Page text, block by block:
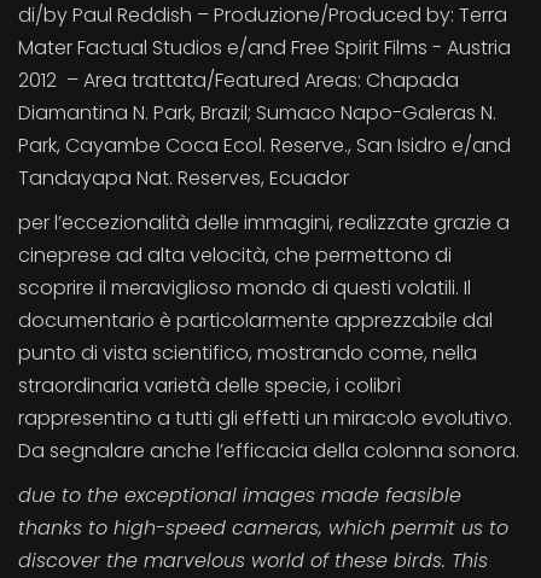
di/by Paul Reddish – Produzione/Produced by: Terra
Mater Factual Studios e/and Free Spirit Films - Austria
2012 – Area trattata/Featured Areas: Chapada
Diamantina N. Park, Brazil; Sumaco Napo-Galeras N.
Park, Cayambe Coca Ecol. Reserve., San Isidro e/and
Tandayapa Nat. Reserves, Ecuador
per l’eccezionalità delle immagini, realizzate grazie a
cineprese ad alta velocità, che permettono di
scoprire il meraviglioso mondo di questi volatili. Il
documentario è particolarmente apprezzabile dal
punto di vista scientifico, mostrando come, nella
straordinaria varietà delle specie, i colibrì
rappresentino a tutti gli effetti un miracolo evolutivo.
Da segnalare anche l’efficacia della colonna sonora.
due to the exceptional images made feasible
thanks to high-speed cameras, which permit us to
discover the marvelous world of these birds. This